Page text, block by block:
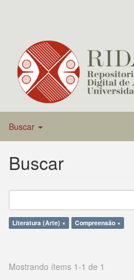
Buscar
Buscar
Literatura (Arte) × Compreensão ×
Mostrando ítems 1-1 de 1